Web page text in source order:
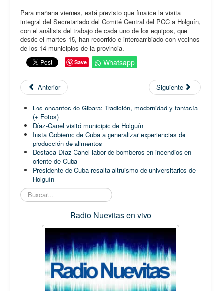
Para mañana viernes, está previsto que finalice la visita
integral del Secretariado del Comité Central del PCC a Holguín,
con el análisis del trabajo de cada uno de los equipos, que
desde el martes 15, han recorrido e intercambiado con vecinos
de los 14 municipios de la provincia.
Save Whatsapp
Anterior Siguiente
Los encantos de Gibara: Tradición, modernidad y fantasía
(+ Fotos)
Díaz-Canel visitó municipio de Holguín
Insta Gobierno de Cuba a generalizar experiencias de
producción de alimentos
Destaca Díaz-Canel labor de bomberos en incendios en
oriente de Cuba
Presidente de Cuba resalta altruismo de universitarios de
Holguín
Buscar...
Radio Nuevitas en vivo